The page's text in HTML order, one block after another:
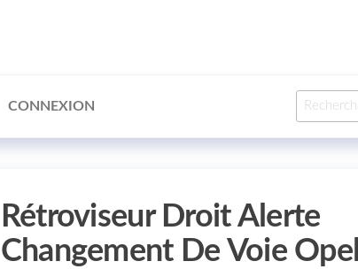
CONNEXION
Rétroviseur Droit Alerte
Changement De Voie Opel